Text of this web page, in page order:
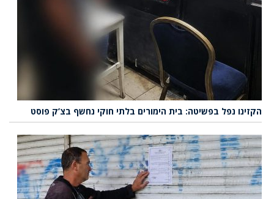
הקזינו נפל בפשיטה: בית הימורים בלתי חוקי נחשף בצ’ק פוסט